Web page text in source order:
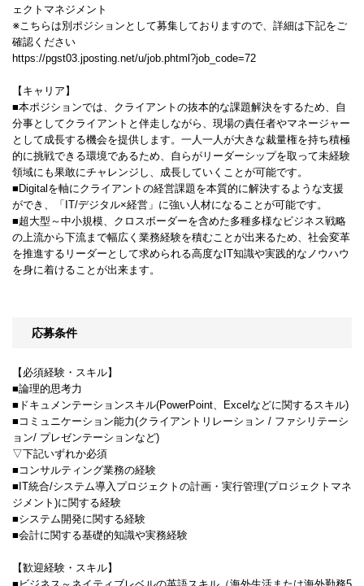
ェクトマネジメント
※こちらは別ポジションとして募集しておりますので、詳細は下記をご
確認ください
https://pgst03.jposting.net/u/job.phtml?job_code=72
【キャリア】
■本ポジションでは、クライアントの抜本的な課題解決をするため、自
分事としてクライアントと伴走しながら、現場の責任者やマネージャー
として成長する機会を提供します。一人一人が大きな裁量権を持ち積極
的に挑戦できる環境であるため、自らがリーダーシップを取って未経験
領域にも果敢にチャレンジし、成長していくことが可能です。
■Digitalを軸にクライアントの経営課題を本質的に解決するような支援
ができ、「IT/デジタル×経営」に強い人材になることが可能です。
■超大型～中小規模、クロスボーダーを含めた多種多様なビジネス戦略
の上流から下流まで幅広く業務経験を積むことが出来るため、社会変革
を推進するリーダーとして求められる高度なIT知識や実践的なノウハウ
を身に着けることが出来ます。
応募条件
【必須経験・スキル】
■論理的思考力
■ドキュメンテーションスキル(PowerPoint、Excelなどに関するスキル)
■コミュニケーション能力(クライアントリレーション / ファシリテーシ
ョン/ プレゼンテーションなど)
▽下記いずれか必須
■コンサルティング業務の経験
■IT統合/システム導入プロジェクトの計画・実行管理(プロジェクトマネ
ジメント)に関する経験
■システム開発に関する経験
■会計に関する基礎的知識や実務経験
【歓迎経験・スキル】